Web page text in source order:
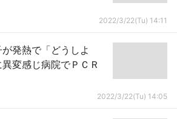
2022/3/22(Tu) 14:11
発熱で「どうしよ
変感じ病院でＰＣＲ
2022/3/22(Tu) 14:05